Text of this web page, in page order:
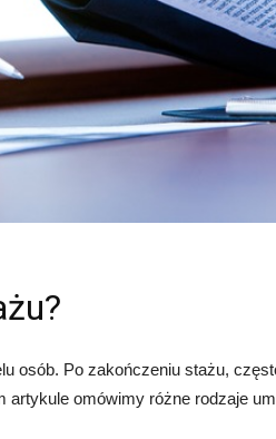
osób. Po zakończeniu stażu,
artykule omówimy różne rodzaje